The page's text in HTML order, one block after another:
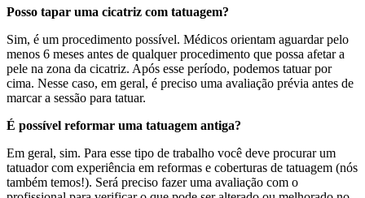
Posso tapar uma cicatriz com tatuagem?
Sim, é um procedimento possível. Médicos orientam aguardar pelo
menos 6 meses antes de qualquer procedimento que possa afetar a
pele na zona da cicatriz. Após esse período, podemos tatuar por
cima. Nesse caso, em geral, é preciso uma avaliação prévia antes de
marcar a sessão para tatuar.
É possível reformar uma tatuagem antiga?
Em geral, sim. Para esse tipo de trabalho você deve procurar um
tatuador com experiência em reformas e coberturas de tatuagem (nós
também temos!). Será preciso fazer uma avaliação com o